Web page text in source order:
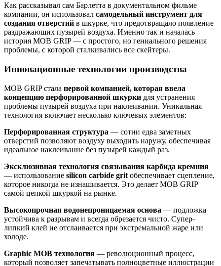
Как рассказывал сам Барлетта в документальном фильме
компании, он использовал самодельный инструмент для
создания отверстий в шкурке, что предотвращало появление
раздражающих пузырей воздуха. Именно так и началась
история MOB GRIP — с простого, но гениального решения
проблемы, с которой сталкивались все скейтеры.
Инновационные технологии производства
MOB GRIP стала первой компанией, которая ввела
концепцию перфорированной шкурки для устранения
проблемы пузырей воздуха при наклеивании. Уникальная
технология включает несколько ключевых элементов:
Перфорированная структура — сотни едва заметных
отверстий позволяют воздуху выходить наружу, обеспечивая
идеальное наклеивание без пузырей каждый раз.
Эксклюзивная технология связывания карбида кремния
— использование silicon carbide grit обеспечивает сцепление,
которое никогда не изнашивается. Это делает MOB GRIP
самой цепкой шкуркой на рынке.
Высокопрочная водонепроницаемая основа — подложка
устойчива к разрывам и всегда обрезается чисто. Супер-
липкий клей не отслаивается при экстремальной жаре или
холоде.
Graphic MOB технология — революционный процесс,
который позволяет запечатывать полноцветные иллюстрации